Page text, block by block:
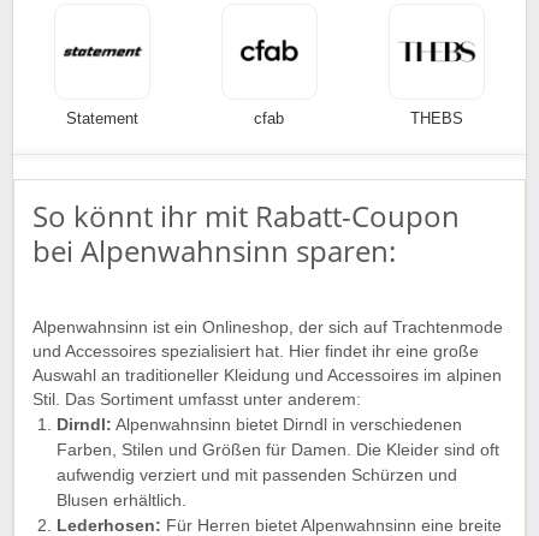
Statement cfab THEBS
So könnt ihr mit Rabatt-Coupon
bei Alpenwahnsinn sparen:
Alpenwahnsinn ist ein Onlineshop, der sich auf Trachtenmode
und Accessoires spezialisiert hat. Hier findet ihr eine große
Auswahl an traditioneller Kleidung und Accessoires im alpinen
Stil. Das Sortiment umfasst unter anderem:
Dirndl: Alpenwahnsinn bietet Dirndl in verschiedenen
Farben, Stilen und Größen für Damen. Die Kleider sind oft
aufwendig verziert und mit passenden Schürzen und
Blusen erhältlich.
Lederhosen: Für Herren bietet Alpenwahnsinn eine breite